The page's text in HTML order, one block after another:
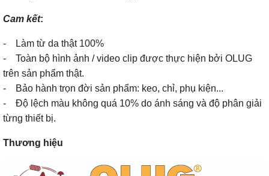
Cam kết:
- Làm từ da thật 100%
- Toàn bộ hình ảnh / video clip được thực hiện bởi OLUG
trên sản phẩm thật.
- Bảo hành trọn đời sản phẩm: keo, chỉ, phụ kiện...
- Độ lệch màu không quá 10% do ánh sáng và độ phân giải
từng thiết bị.
Thương hiệu